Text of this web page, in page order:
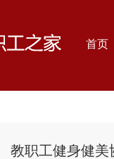
首页
教职工健身健美